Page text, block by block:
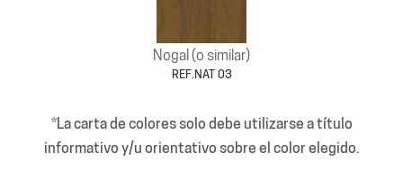
Nogal (o similar)
REF.NAT 03
*La carta de colores solo debe utilizarse a título
informativo y/u orientativo sobre el color elegido.